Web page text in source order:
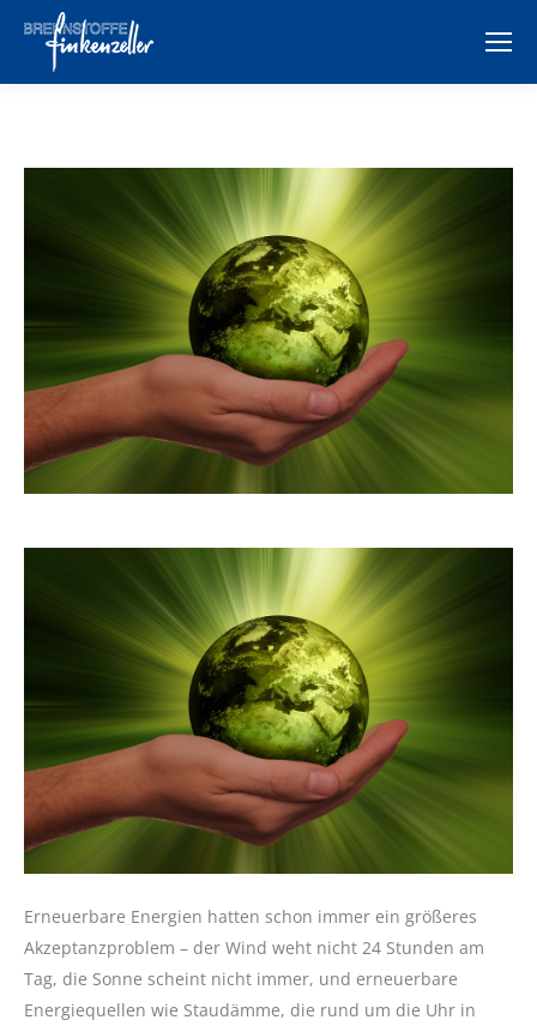
Erneuerbare Energien hatten schon immer ein größeres
Akzeptanzproblem – der Wind weht nicht 24 Stunden am
Tag, die Sonne scheint nicht immer, und erneuerbare
Energiequellen wie Staudämme, die rund um die Uhr in